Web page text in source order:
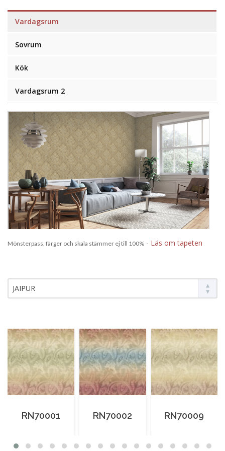
Vardagsrum
Sovrum
Kök
Vardagsrum 2
Mönsterpass, färger och skala stämmer ej till 100% - Läs om tapeten
JAIPUR
RN70001 RN70002 RN70009